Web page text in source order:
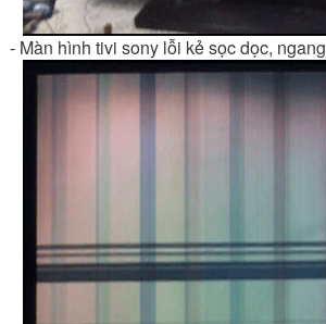
- Màn hình tivi sony lỗi kẻ sọc dọc, ngang